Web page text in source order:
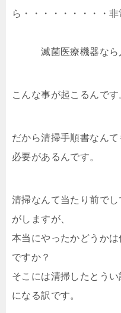
ら・・・・・・・・・非
滅菌医療機器なら人
こんな事が起こるんです
だから清掃手順書なん
必要があるんです。
清掃なんて当たり前で
がしますが、
本当にやったかどうか
ですか？
そこには清掃したとう
になる訳です。